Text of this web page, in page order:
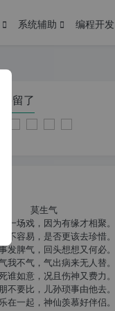
系统辅助 编程开发
停留了
莫生气
一场戏，因为有缘才相聚。
不容易，是否更该去珍惜。
发脾气，回头想想又何必。
我不气，气出病来无人替。
谁如意，况且伤神又费力。
不要比，儿孙琐事由他去。
在一起，神仙羡慕好伴侣。